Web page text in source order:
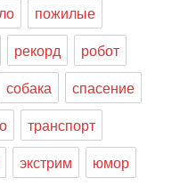
пожилые
рекорд
робот
собака
спасение
транспорт
экстрим юмор